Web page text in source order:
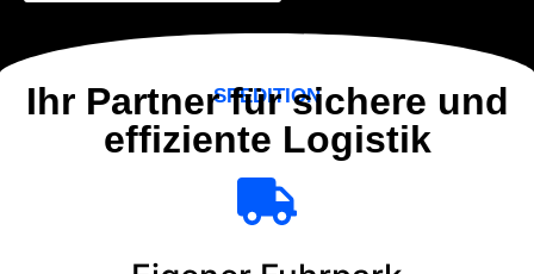
SPEDITION
Ihr Partner für sichere und
effiziente Logistik